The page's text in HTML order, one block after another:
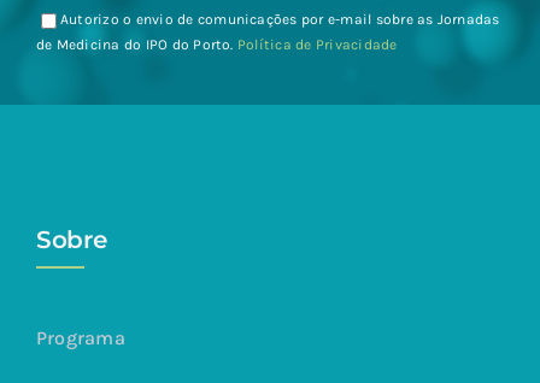
Autorizo o envio de comunicações por e-mail sobre as Jornadas
de Medicina do IPO do Porto. Política de Privacidade
Sobre
Programa